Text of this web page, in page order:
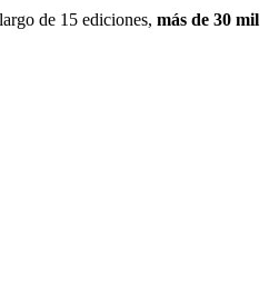
de 15 ediciones, más de 30 mil